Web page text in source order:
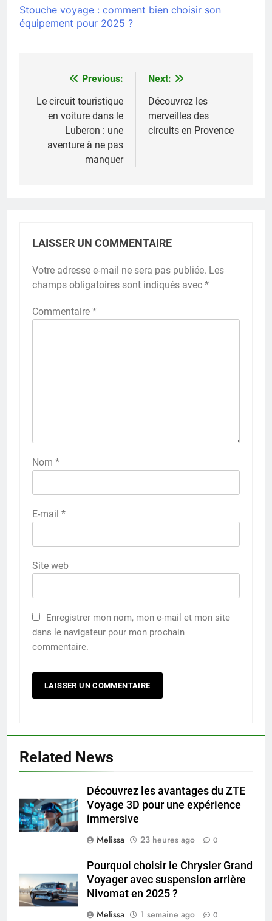
Stouche voyage : comment bien choisir son
équipement pour 2025 ?
Navigation
de
l’article
Previous:
Le circuit touristique
en voiture dans le
Luberon : une
aventure à ne pas
manquer
Next:
Découvrez les
merveilles des
circuits en Provence
LAISSER UN COMMENTAIRE
Votre adresse e-mail ne sera pas publiée. Les
champs obligatoires sont indiqués avec *
Commentaire *
Nom *
E-mail *
Site web
Enregistrer mon nom, mon e-mail et mon site
dans le navigateur pour mon prochain
commentaire.
Related News
Découvrez les avantages du ZTE
Voyage 3D pour une expérience
immersive
Melissa
23 heures ago 0
Pourquoi choisir le Chrysler Grand
Voyager avec suspension arrière
Nivomat en 2025 ?
Melissa
1 semaine ago 0